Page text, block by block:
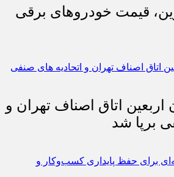
قیمت خودروهای برقی
اربعین اتاق اصناف تهران و
برپا شد